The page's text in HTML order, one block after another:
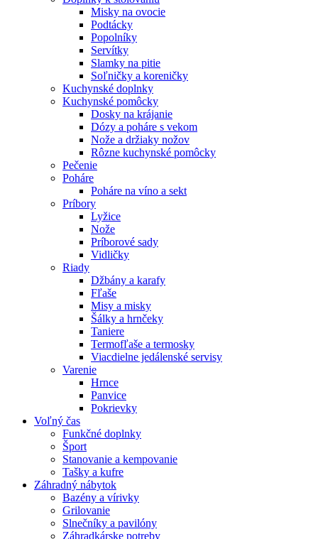
Misky na ovocie
Podtácky
Popolníky
Servítky
Slamky na pitie
Soľničky a koreničky
Kuchynské doplnky
Kuchynské pomôcky
Dosky na krájanie
Dózy a poháre s vekom
Nože a držiaky nožov
Rôzne kuchynské pomôcky
Pečenie
Poháre
Poháre na víno a sekt
Príbory
Lyžice
Nože
Príborové sady
Vidličky
Riady
Džbány a karafy
Fľaše
Misy a misky
Šálky a hrnčeky
Taniere
Termofľaše a termosky
Viacdielne jedálenské servisy
Varenie
Hrnce
Panvice
Pokrievky
Voľný čas
Funkčné doplnky
Šport
Stanovanie a kempovanie
Tašky a kufre
Záhradný nábytok
Bazény a vírivky
Grilovanie
Slnečníky a pavilóny
Záhradkárske potreby